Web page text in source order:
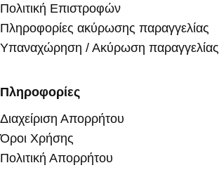
Πολιτική Επιστροφών
Πληροφορίες ακύρωσης παραγγελίας
Υπαναχώρηση / Ακύρωση παραγγελίας
Πληροφορίες
Διαχείριση Απορρήτου
Όροι Χρήσης
Πολιτική Απορρήτου